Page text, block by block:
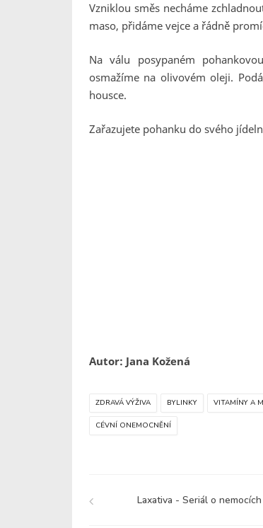
Vzniklou směs necháme
maso, přidáme vejce a řádně
Na válu posypaném
osmažíme na olivovém oleji.
housce.
Zařazujete pohanku do svého
Autor: Jana Kožená
ZDRAVÁ VÝŽIVA BYLINKY VITAMÍNY A
CÉVNÍ ONEMOCNĚNÍ
Laxativa - Seriál o